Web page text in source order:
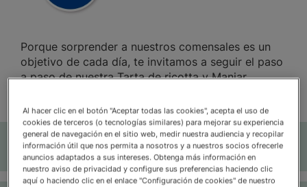
Porque sorprender a nuestros comensales es un
objetivo de cada día, te invitamos a seguir el paso
a paso de nuestra Tarta de ricotta y Manjar
Ingredientes
Al hacer clic en el botón "Aceptar todas las cookies", acepta el uso de
cookies de terceros (o tecnologías similares) para mejorar su experiencia
general de navegación en el sitio web, medir nuestra audiencia y recopilar
información útil que nos permita a nosotros y a nuestros socios ofrecerle
anuncios adaptados a sus intereses. Obtenga más información en
nuestro aviso de privacidad y configure sus preferencias haciendo clic
aquí o haciendo clic en el enlace "Configuración de cookies" de nuestro